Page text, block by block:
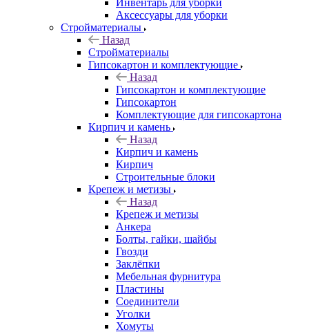
Инвентарь для уборки
Аксессуары для уборки
Стройматериалы
Назад
Стройматериалы
Гипсокартон и комплектующие
Назад
Гипсокартон и комплектующие
Гипсокартон
Комплектующие для гипсокартона
Кирпич и камень
Назад
Кирпич и камень
Кирпич
Строительные блоки
Крепеж и метизы
Назад
Крепеж и метизы
Анкера
Болты, гайки, шайбы
Гвозди
Заклёпки
Мебельная фурнитура
Пластины
Соединители
Уголки
Хомуты